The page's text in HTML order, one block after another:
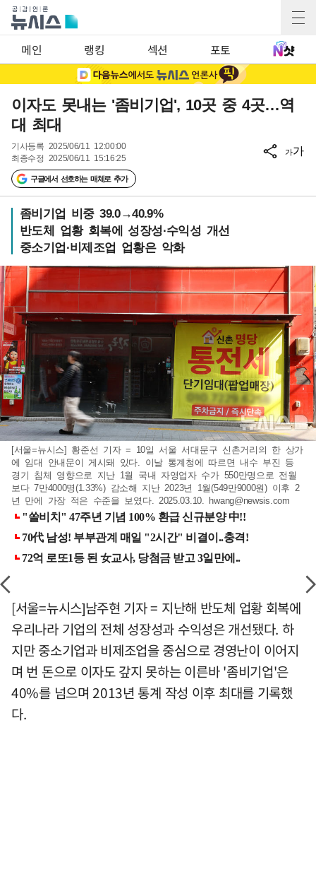
메인 랭킹 섹션 포토
이자도 못내는 '좀비기업', 10곳 중 4곳…역
대 최대
기사등록 2025/06/11 12:00:00
최종수정 2025/06/11 15:16:25
구글에서 선호하는 매체로 추가
가가
좀비기업 비중 39.0→40.9%
반도체 업황 회복에 성장성·수익성 개선
중소기업·비제조업 업황은 악화
[서울=뉴시스] 황준선 기자 = 10일 서울 서대문구 신촌거리의 한 상가
에 임대 안내문이 게시돼 있다. 이날 통계청에 따르면 내수 부진 등
경기 침체 영향으로 지난 1월 국내 자영업자 수가 550만명으로 전월
보다 7만4000명(1.33%) 감소해 지난 2023년 1월(549만9000원) 이후 2
년 만에 가장 적은 수준을 보였다. 2025.03.10. hwang@newsis.com
[서울=뉴시스]남주현 기자 = 지난해 반도체 업황 회복에
우리나라 기업의 전체 성장성과 수익성은 개선됐다. 하
지만 중소기업과 비제조업을 중심으로 경영난이 이어지
며 번 돈으로 이자도 갚지 못하는 이른바 '좀비기업'은
40%를 넘으며 2013년 통계 작성 이후 최대를 기록했
다.